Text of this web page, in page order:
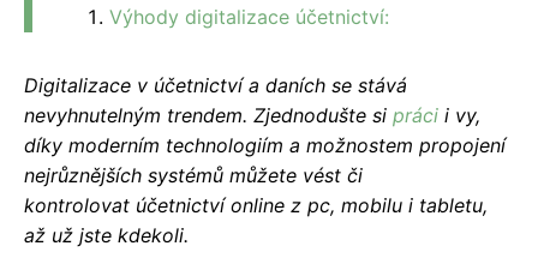
Výhody digitalizace účetnictví:
Digitalizace v účetnictví a daních se stává
nevyhnutelným trendem. Zjednodušte si práci i vy,
díky moderním technologiím a možnostem propojení
nejrůznějších systémů můžete vést či
kontrolovat účetnictví online z pc, mobilu i tabletu,
až už jste kdekoli.